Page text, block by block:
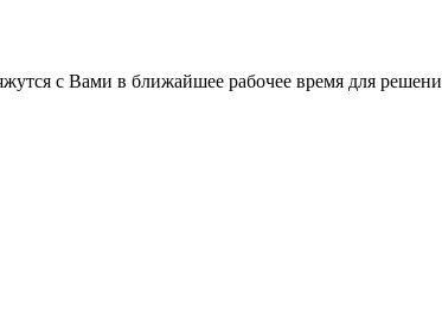
с Вами в ближайшее рабочее время для